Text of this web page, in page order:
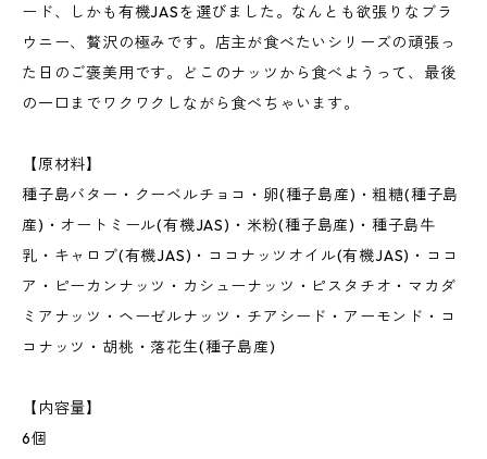
ード、しかも有機JASを選びました。なんとも欲張りなブラ
ウニー、贅沢の極みです。店主が食べたいシリーズの頑張っ
た日のご褒美用です。どこのナッツから食べようって、最後
の一口までワクワクしながら食べちゃいます。
【原材料】
種子島バター・クーベルチョコ・卵(種子島産)・粗糖(種子島
産)・オートミール(有機JAS)・米粉(種子島産)・種子島牛
乳・キャロブ(有機JAS)・ココナッツオイル(有機JAS)・ココ
ア・ピーカンナッツ・カシューナッツ・ピスタチオ・マカダ
ミアナッツ・ヘーゼルナッツ・チアシード・アーモンド・コ
コナッツ・胡桃・落花生(種子島産)
【内容量】
6個